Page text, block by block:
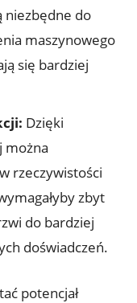
niezbędne do
maszynowego
się bardziej
Dzięki
można
rzeczywistości
zbyt
do bardziej
doświadczeń.
potencjał